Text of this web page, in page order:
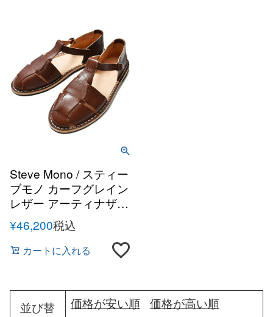
Steve Mono / スティー
ブモノ カーフグレイン
レザー アーティナザル
グルカサンダル
¥46,200税込
カートに入れる
並び替
価格が安い順
価格が高い順